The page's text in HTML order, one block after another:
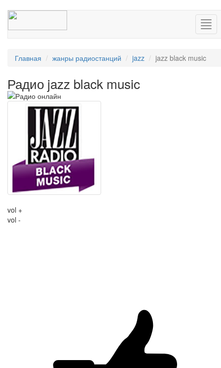
Главная жанры радиостанций jazz jazz black music
Радио jazz black music
vol +
vol -